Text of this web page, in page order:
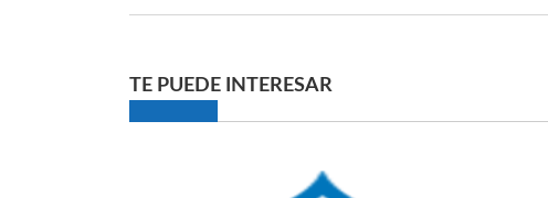
TE PUEDE INTERESAR